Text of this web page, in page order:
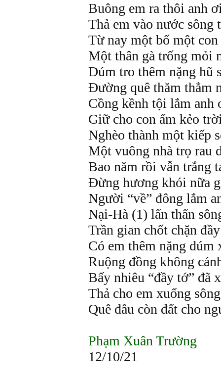
Buông em ra thôi anh
Thả em vào nước sông
Từ nay một bố một con
Một thân gà trống mỏi
Dúm tro thêm nặng hũ
Đường quê thăm thẳm
Cồng kềnh tội lắm anh
Giữ cho con ấm kẻo
Nghèo thành một kiếp
Một vuông nhà trọ rau
Bao năm rồi vẫn trắng
Đừng hương khói nữa
Người “về” đông lắm
Nại-Hà (1) lẩn thẩn
Trần gian chốt chặn
Có em thêm nặng dúm
Ruộng đồng không
Bấy nhiêu “đầy tớ” đã
Thả cho em xuống
Quê đâu còn đất cho
Phạm Xuân Trường
12/10/21